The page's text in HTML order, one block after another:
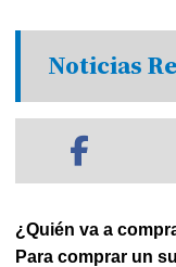
Noticias
¿Quién va a
Para comprar un